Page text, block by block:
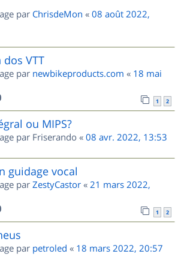
par ChrisdeMon « 08 août 2022,
dos VTT
par newbikeproducts.com « 18 mai
1 2
ou MIPS?
par Friserando « 08 avr. 2022, 13:53
guidage vocal
par ZestyCastor « 21 mars 2022,
1 2
par petroled « 18 mars 2022, 20:57